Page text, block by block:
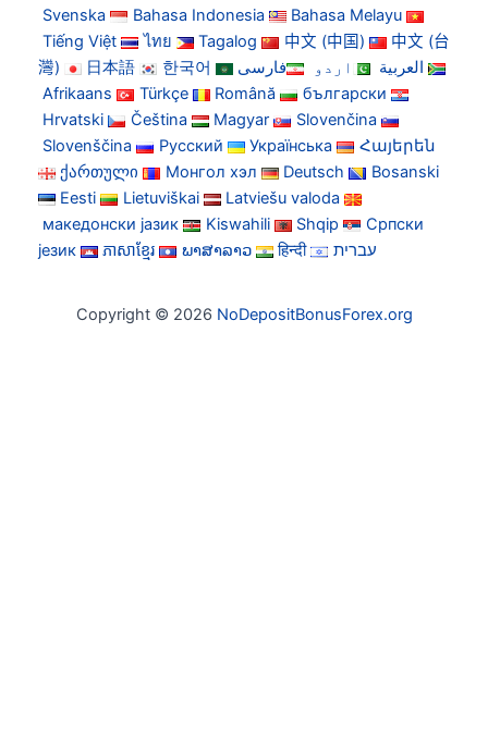
Svenska
Bahasa Indonesia
Bahasa Melayu
Tiếng Việt
ไทย Tagalog 中文 (中国)
中文 (台
灣)
日本語 한국어 العربية اردو
فارسی
Afrikaans
Türkçe Română
български
Hrvatski
Čeština Magyar
Slovenčina
Slovenščina
Русский Українська
Հայերեն
ქართული
Монгол хэл Deutsch
Bosanski
Eesti
Lietuviškai
Latviešu valoda
македонски јазик
Kiswahili Shqip
Српски
језик
ភាសាខ្មែរ ພາສາລາວ हिन्दी עברית
Copyright © 2026 NoDepositBonusForex.org